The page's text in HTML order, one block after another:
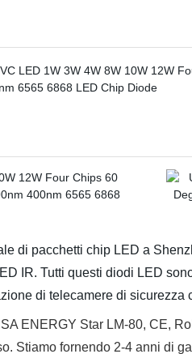
di pacchetti chip LED a
IR. Tutti questi diodi LED
di telecamere di sicurezza
ENERGY Star LM-80, CE,
Stiamo fornendo 2-4 anni di